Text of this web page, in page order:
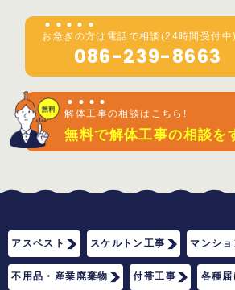
お 急 ぎの方は電話で相談(24時間受付中)
086-239-8663
解体工事の相談はこちら!
無料で解体工事の相談を
アスベスト スケルトン工事 マンシ
不用品・産業廃棄物 付帯工事 各種届